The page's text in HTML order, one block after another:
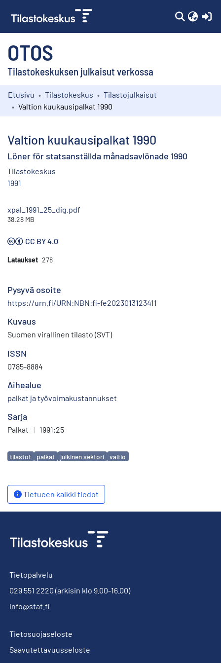
OTOS
Tilastokeskuksen julkaisut verkossa
Kokoelmat
Etusivu Tilastokeskus
Tilastojulkaisut
Valtion kuukausipalkat 1990
Valtion kuukausipalkat 1990
Löner för statsanställda månadsavlönade 1990
Tilastokeskus
1991
xpal_1991_25_dig.pdf
38.28 MB
CC BY 4.0
Lataukset 278
Pysyvä osoite
https://urn.fi/URN:NBN:fi-fe2023013123411
Kuvaus
Suomen virallinen tilasto (SVT)
ISSN
0785-8884
Aihealue
palkat ja työvoimakustannukset
Sarja
Palkat | 1991:25
Avainsanat
tilastot palkat julkinen sektori valtio
Tietueen kaikki tiedot
Tietopalvelu
029 551 2220 (arkisin klo 9.00-16.00)
info@stat.fi
Tietosuojaseloste
Saavutettavuusseloste